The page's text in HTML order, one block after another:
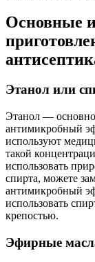
Основные
Этанол или
Этанол —
антимикробный
используют
такой
использовать
спирта, можете
антимикробный
использовать
крепостью.
Эфирные